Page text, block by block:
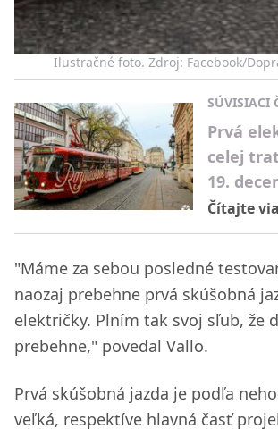
Ilustračné foto. Zdroj: Facebook/
SÚVISIACI
Prvá
celej
19.
Čítajte
"Máme za sebou posledné
naozaj prebehne prvá skúšobná
električky. Plním tak svoj sľub, že
prebehne," povedal Vallo.
Prvá skúšobná jazda je podľa
veľká, respektíve hlavná časť